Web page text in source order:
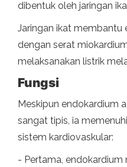
dibentuk oleh jaringan
Jaringan ikat membantu
dengan serat
melaksanakan listrik
Fungsi
Meskipun endokardium
sangat tipis, ia
sistem kardiovaskular:
- Pertama, endokardium